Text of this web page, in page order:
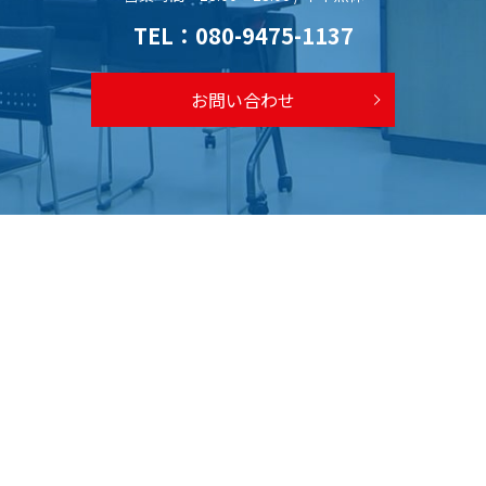
TEL： 080-9475-1137
お問い合わせ